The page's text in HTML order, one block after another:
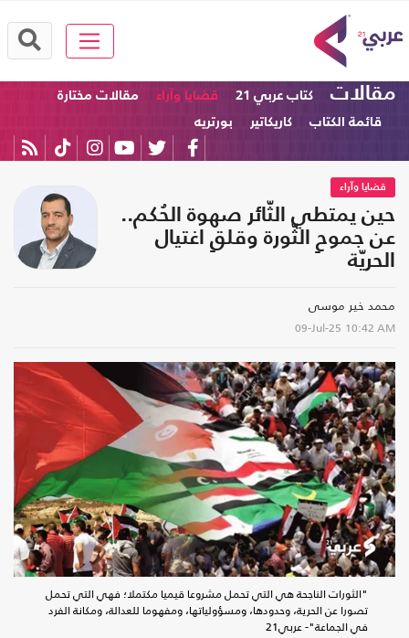
مقالات كتاب عربي 21 قضايا وآراء
مقالات مختارة
قائمة الكتاب
كاريكاتير بورتريه
قضايا وآراء
حين يمتطي الثّائر صهوة الحُكم..
عن جموحِ الثّورة وقلقِ اغتيال
الحريّة
محمد خير موسى
09-Jul-25 10:42 AM
"الثورات الناجحة هي التي تحمل مشروعا قيميا مكتملا؛ فهي التي تحمل
تصورا عن الحرية، وحدودها، ومسؤولياتها، ومفهوما للعدالة، ومكانة الفرد
في الجماعة"- عربي21